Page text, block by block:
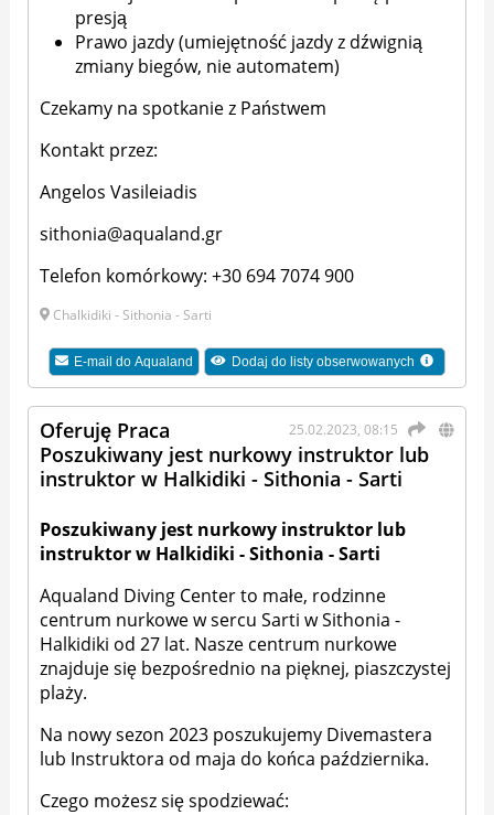
presją
Prawo jazdy (umiejętność jazdy z dźwignią
zmiany biegów, nie automatem)
Czekamy na spotkanie z Państwem
Kontakt przez:
Angelos Vasileiadis
sithonia@aqualand.gr
Telefon komórkowy: +30 694 7074 900
Chalkidiki - Sithonia - Sarti
E-mail do Aqualand Dodaj do listy obserwowanych
25.02.2023, 08:15
Oferuję Praca
Poszukiwany jest nurkowy instruktor lub
instruktor w Halkidiki - Sithonia - Sarti
Poszukiwany jest nurkowy instruktor lub
instruktor w Halkidiki - Sithonia - Sarti
Aqualand Diving Center to małe, rodzinne
centrum nurkowe w sercu Sarti w Sithonia -
Halkidiki od 27 lat. Nasze centrum nurkowe
znajduje się bezpośrednio na pięknej, piaszczystej
plaży.
Na nowy sezon 2023 poszukujemy Divemastera
lub Instruktora od maja do końca października.
Czego możesz się spodziewać: